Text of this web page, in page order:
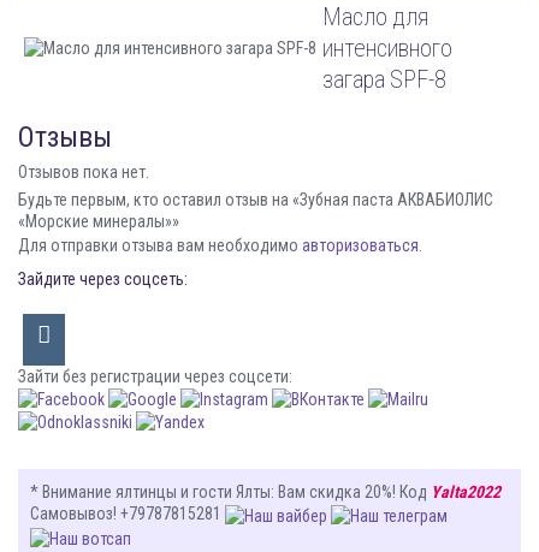
Масло для
интенсивного
загара SPF-8
Отзывы
Отзывов пока нет.
Будьте первым, кто оставил отзыв на «Зубная паста АКВАБИОЛИС
«Морские минералы»»
Для отправки отзыва вам необходимо авторизоваться
Зайдите через соцсеть:
Зайти без регистрации через соцсети:
* Внимание ялтинцы и гости Ялты: Вам скидка 20%! Код Yalta2022
Самовывоз! +79787815281